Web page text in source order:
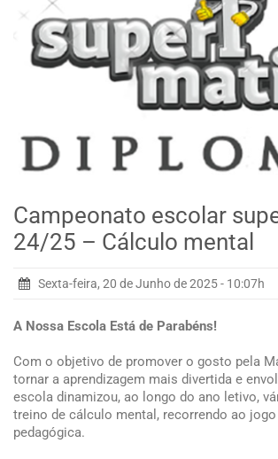
Campeonato escolar
24/25 – Cálculo mental
Sexta-feira, 20 de Junho de 2025 - 10:07h
A Nossa Escola Está de Parabéns!
Com o objetivo de promover o gosto pela
tornar a aprendizagem mais divertida e
escola dinamizou, ao longo do ano letivo,
treino de cálculo mental, recorrendo ao
pedagógica.